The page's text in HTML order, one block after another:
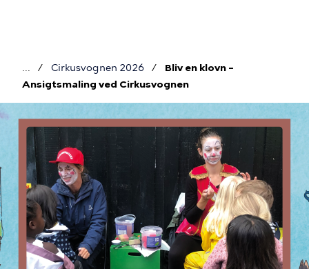
Brødkrumme
Cirkusvognen 2026
Bliv en klovn –
Ansigtsmaling ved Cirkusvognen
Billede